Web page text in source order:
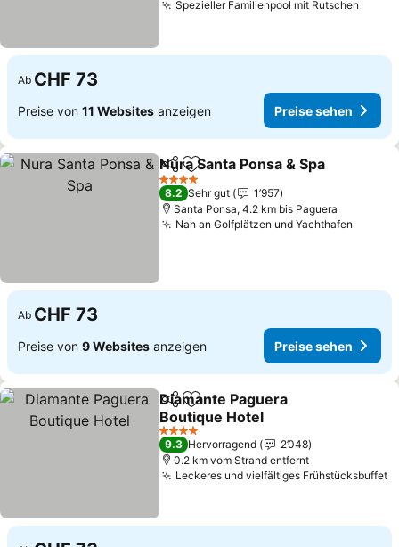
Spezieller Familienpool mit Rutschen
Ab CHF 73
Preise von 11 Websites anzeigen Preise sehen
TeilenZu Favoriten hinzufügen
Nura Santa Ponsa & Spa
4 Sterne
8.2 Sehr gut
1’957
Santa Ponsa, 4.2 km bis Paguera
Nah an Golfplätzen und Yachthafen
Ab CHF 73
Preise von 9 Websites anzeigen Preise sehen
TeilenZu Favoriten hinzufügen
Diamante Paguera
Boutique Hotel
4 Sterne
9.3 Hervorragend
2’048
0.2 km vom Strand entfernt
Leckeres und vielfältiges Frühstücksbuffet